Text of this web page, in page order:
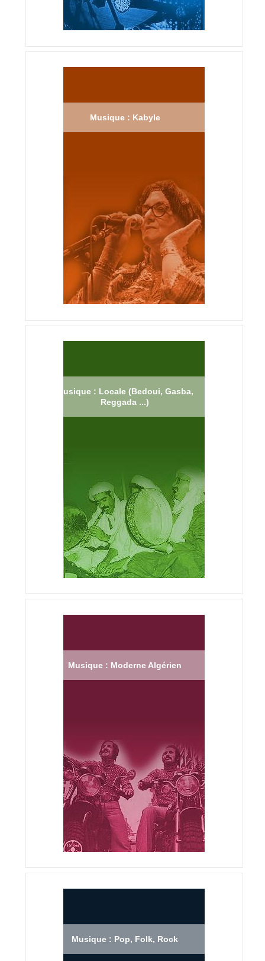
Musique : Kabyle
Musique : Locale (Bedoui, Gasba,
Reggada ...)
Musique : Moderne Algérien
Musique : Pop, Folk, Rock